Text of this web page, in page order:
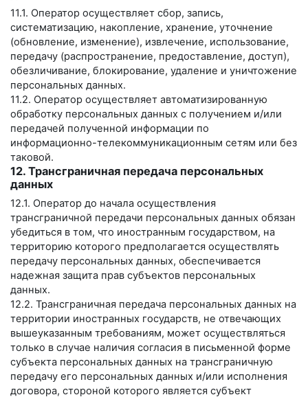
11.1. Оператор осуществляет сбор, запись,
систематизацию, накопление, хранение, уточнение
(обновление, изменение), извлечение, использование,
передачу (распространение, предоставление, доступ),
обезличивание, блокирование, удаление и уничтожение
персональных данных.
11.2. Оператор осуществляет автоматизированную
обработку персональных данных с получением и/или
передачей полученной информации по
информационно-телекоммуникационным сетям или без
таковой.
12. Трансграничная передача персональных
данных
12.1. Оператор до начала осуществления
трансграничной передачи персональных данных обязан
убедиться в том, что иностранным государством, на
территорию которого предполагается осуществлять
передачу персональных данных, обеспечивается
надежная защита прав субъектов персональных
данных.
12.2. Трансграничная передача персональных данных на
территории иностранных государств, не отвечающих
вышеуказанным требованиям, может осуществляться
только в случае наличия согласия в письменной форме
субъекта персональных данных на трансграничную
передачу его персональных данных и/или исполнения
договора, стороной которого является субъект